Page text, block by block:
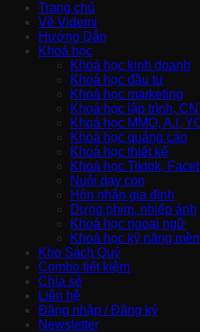
Trang chủ
Về Videmi
Hướng Dẫn
Khoá học
Khoá học kinh doanh
Khoá học đầu tư
Khoá học marketing
Khoá học lập trình,
Khoá học MMO, A.I,
Khoá học quảng cáo
Khoá học thiết kế
Khoá học Tiktok,
Nuôi dạy con
Hôn nhân gia đình
Dựng phim, nhiếp ảnh
Khoá học ngoại ngữ
Khoá học kỹ năng
Kho Sách Quý
Combo tiết kiệm
Chia sẻ
Liên hệ
Đăng nhập / Đăng ký
Newsletter